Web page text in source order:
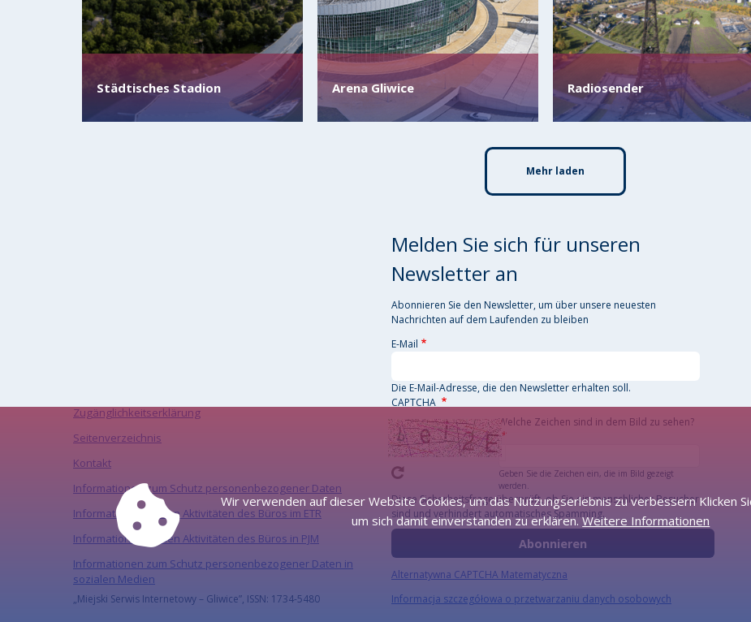
Städtisches Stadion Arena Gliwice Radiosender
Mehr laden
Zugänglichkeitserklärung
Seitenverzeichnis
Kontakt
Informationen zum Schutz personenbezogener Daten
Informationen zu den Aktivitäten des Büros im ETR
Informationen zu den Aktivitäten des Büros in PJM
Informationen zum Schutz personenbezogener Daten in
sozialen Medien
„Miejski Serwis Internetowy – Gliwice”, ISSN: 1734-5480
Melden Sie sich für unseren
Newsletter an
Abonnieren Sie den Newsletter, um über unsere neuesten
Nachrichten auf dem Laufenden zu bleiben
E-Mail
Die E-Mail-Adresse, die den Newsletter erhalten soll.
CAPTCHA
Welche Zeichen sind in dem Bild zu sehen?
Geben Sie die Zeichen ein, die im Bild gezeigt
werden.
Diese Sicherheitsfrage überprüft, ob Sie ein menschlicher Besucher
sind und verhindert automatisches Spamming.
Alternatywna CAPTCHA Matematyczna
Informacja szczegółowa o przetwarzaniu danych osobowych
Wir verwenden auf dieser Website Cookies, um das Nutzungserlebnis zu verbessern Klicken
um sich damit einverstanden zu erklären.Weitere Informationen